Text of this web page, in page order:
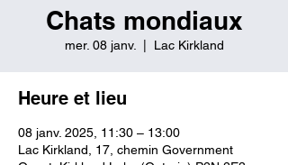
Chats mondiaux
mer. 08 janv. Lac Kirkland
Heure et lieu
08 janv. 2025, 11:30 – 13:00
Lac Kirkland, 17, chemin Government